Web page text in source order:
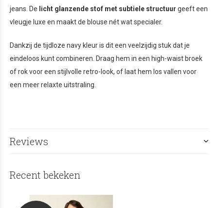
jeans. De licht glanzende stof met subtiele structuur geeft een
vleugje luxe en maakt de blouse nét wat specialer.
Dankzij de tijdloze navy kleur is dit een veelzijdig stuk dat je
eindeloos kunt combineren. Draag hem in een high-waist broek
of rok voor een stijlvolle retro-look, of laat hem los vallen voor
een meer relaxte uitstraling.
Reviews
Recent bekeken